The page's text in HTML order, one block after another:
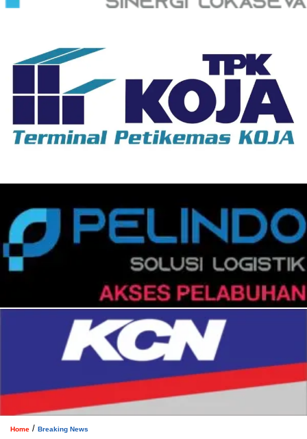
Home / Breaking News